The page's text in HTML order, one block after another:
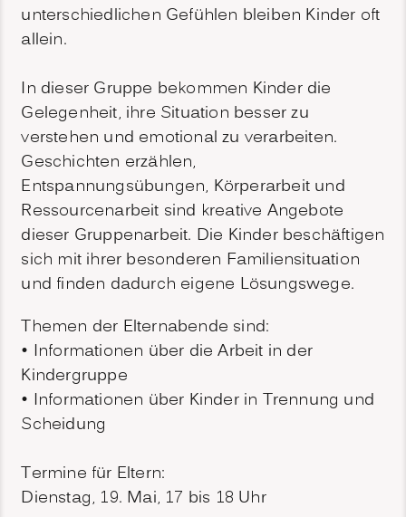
unterschiedlichen Gefühlen bleiben Kinder oft
allein.
In dieser Gruppe bekommen Kinder die
Gelegenheit, ihre Situation besser zu
verstehen und emotional zu verarbeiten.
Geschichten erzählen,
Entspannungsübungen, Körperarbeit und
Ressourcenarbeit sind kreative Angebote
dieser Gruppenarbeit. Die Kinder beschäftigen
sich mit ihrer besonderen Familiensituation
und finden dadurch eigene Lösungswege.
Themen der Elternabende sind:
• Informationen über die Arbeit in der
Kindergruppe
• Informationen über Kinder in Trennung und
Scheidung
Termine für Eltern:
Dienstag, 19. Mai, 17 bis 18 Uhr